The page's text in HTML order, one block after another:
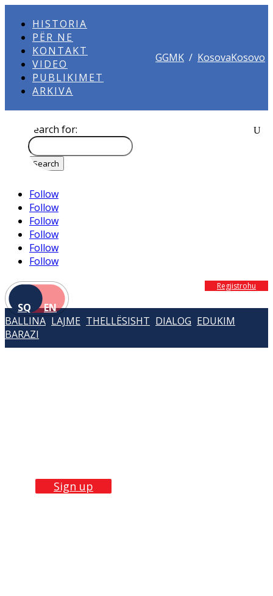
HISTORIA
PËR NE
KONTAKT
VIDEO
PUBLIKIMET
ARKIVA
GGMK / KosovaKosovo
Search for:
Follow
Follow
Follow
Follow
Follow
Follow
SQ EN
Regjistrohu
BALLINA LAJME THELLËSISHT DIALOG EDUKIM
BARAZI
Sign up